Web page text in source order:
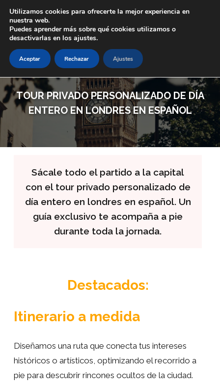
TOUR PRIVADO PERSONALIZADO DE DÍA
ENTERO EN LONDRES EN ESPAÑOL
Sácale todo el partido a la capital
con el tour privado personalizado de
día entero en londres en español. Un
guía exclusivo te acompaña a pie
durante toda la jornada.
Destacados:
Itinerario a medida
Diseñamos una ruta que conecta tus intereses
históricos o artísticos, optimizando el recorrido a
pie para descubrir rincones ocultos de la ciudad.
Utilizamos cookies para ofrecerte la mejor experiencia en
nuestra web.
Puedes aprender más sobre qué cookies utilizamos o
desactivarlas en los ajustes.
Aceptar Rechazar Ajustes